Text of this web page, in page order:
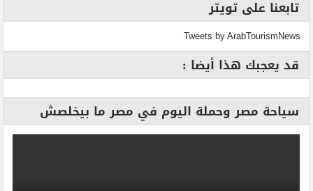
تابعنا على تويتر
Tweets by ArabTourismNews
قد يعجبك هذا أيضا :
سياحة مصر وحملة اليوم في مصر ما بيخلصش